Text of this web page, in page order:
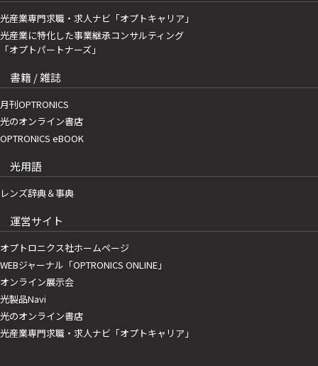
光産業専門求職・求人ナビ「オプトキャリア」
光産業に特化した事業継承コンサルティング
「オプトパートナーズ」
書籍 / 雑誌
月刊OPTRONICS
光のオンライン書店
OPTRONICS eBOOK
光用語
レンズ辞典＆事典
運営サイト
オプトロニクス社ホームページ
WEBジャーナル「OPTRONICS ONLINE」
オンライン展示会
光製品Navi
光のオンライン書店
光産業専門求職・求人ナビ「オプトキャリア」